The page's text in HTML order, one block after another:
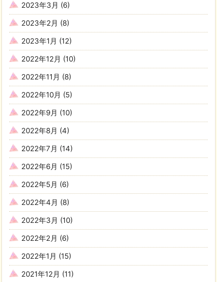
2023年3月 (6)
2023年2月 (8)
2023年1月 (12)
2022年12月 (10)
2022年11月 (8)
2022年10月 (5)
2022年9月 (10)
2022年8月 (4)
2022年7月 (14)
2022年6月 (15)
2022年5月 (6)
2022年4月 (8)
2022年3月 (10)
2022年2月 (6)
2022年1月 (15)
2021年12月 (11)